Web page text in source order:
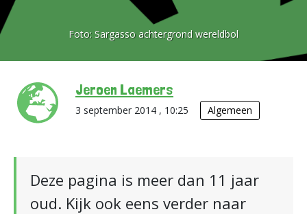
Foto: Sargasso achtergrond wereldbol
Jeroen Laemers
3 september 2014 , 10:25 Algemeen
Deze pagina is meer dan 11 jaar
oud. Kijk ook eens verder naar